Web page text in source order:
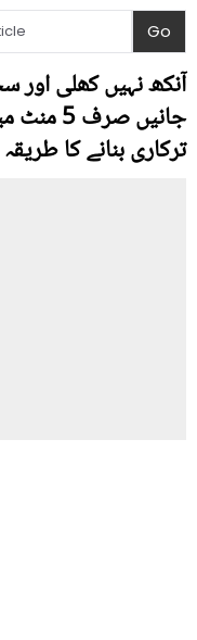
آنکھ نہیں کھلی اور
جانیں
ترکاری بنانے کا طریقہ